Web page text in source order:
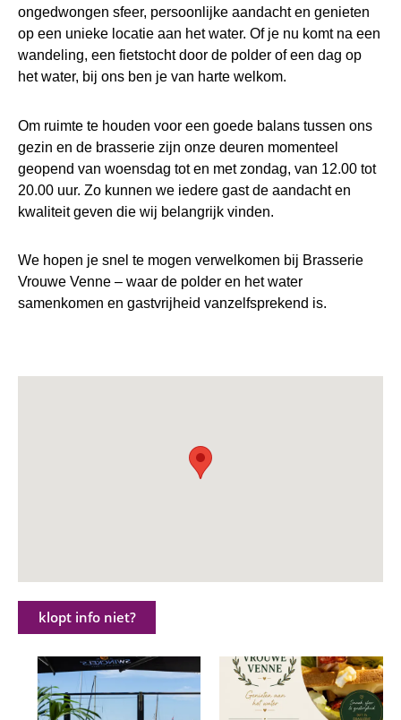
ongedwongen sfeer, persoonlijke aandacht en genieten
op een unieke locatie aan het water. Of je nu komt na een
wandeling, een fietstocht door de polder of een dag op
het water, bij ons ben je van harte welkom.
Om ruimte te houden voor een goede balans tussen ons
gezin en de brasserie zijn onze deuren momenteel
geopend van woensdag tot en met zondag, van 12.00 tot
20.00 uur. Zo kunnen we iedere gast de aandacht en
kwaliteit geven die wij belangrijk vinden.
We hopen je snel te mogen verwelkomen bij Brasserie
Vrouwe Venne – waar de polder en het water
samenkomen en gastvrijheid vanzelfsprekend is.
klopt info niet?